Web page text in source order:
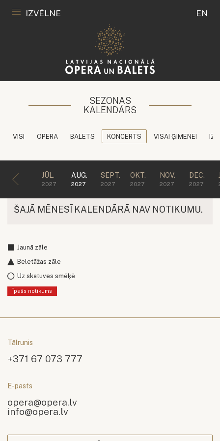
IZVĒLNE EN
SEZONAS
KALENDĀRS
VISI OPERA BALETS KONCERTS VISAI ĢIMENEI
JŪL.
2027
AUG.
2027
SEPT.
2027
OKT.
2027
NOV.
2027
DEC.
2027
ŠAJĀ MĒNESĪ KALENDĀRĀ NAV NOTIKUMU.
Jaunā zāle
Beletāžas zāle
Uz skatuves smēķē
Īpašs notikums
Tālrunis
+371 67 073 777
E-pasts
opera@opera.lv
info@opera.lv